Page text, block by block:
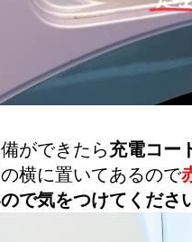
ができたら充電コー
横に置いてあるので
で気をつけてくださ